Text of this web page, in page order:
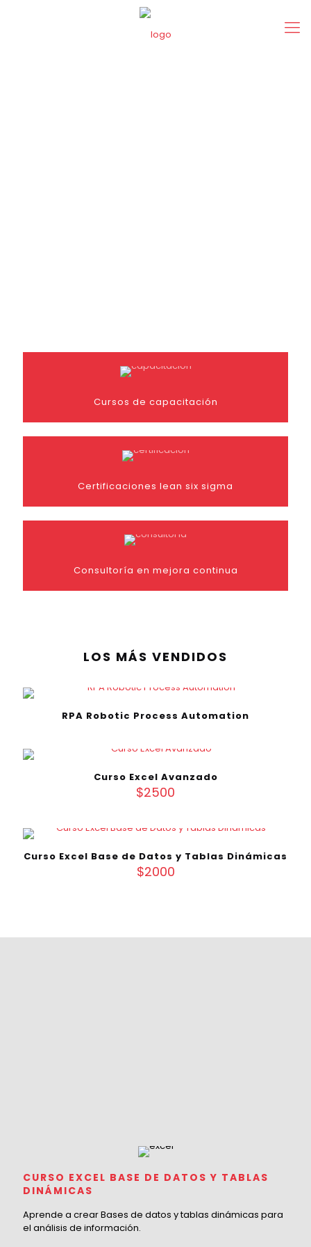
Cursos de capacitación
Certificaciones lean six sigma
Consultoría en mejora continua
LOS MÁS VENDIDOS
RPA Robotic Process Automation
Curso Excel Avanzado
$2500
Curso Excel Base de Datos y Tablas Dinámicas
$2000
CURSO EXCEL BASE DE DATOS Y TABLAS
DINÁMICAS
Aprende a crear Bases de datos y tablas dinámicas para
el análisis de información.